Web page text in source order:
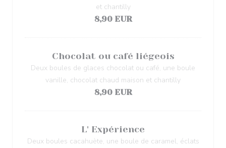
et chantilly
8,90 EUR
Chocolat ou café liégeois
Deux boules de glaces chocolat ou café, une boule
vanille, chocolat chaud maison et chantilly
8,90 EUR
L' Expérience
Deux boules cacahuète, une boule de caramel, éclats